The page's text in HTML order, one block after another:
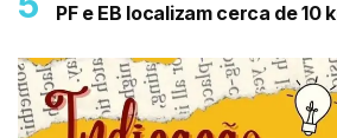
PF e EB localizam cerca de 10